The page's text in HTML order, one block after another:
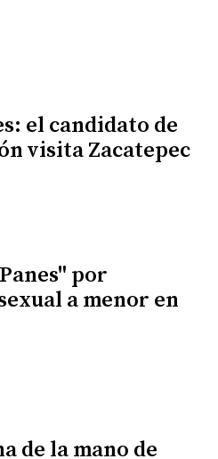
el candidato de
visita Zacatepec
por
a menor en
de la mano de